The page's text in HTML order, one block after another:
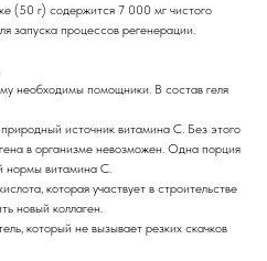
(50 г) содержится 7 000 мг чистого
запуска процессов регенерации.
необходимы помощники. В состав геля
источник витамина С. Без этого
в организме невозможен. Одна порция
нормы витамина С.
которая участвует в строительстве
новый коллаген.
который не вызывает резких скачков